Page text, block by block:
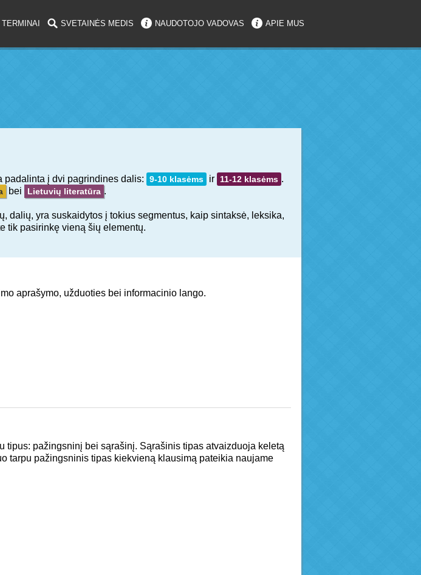
TERMINAI SVETAINĖS MEDIS NAUDOTOJO VADOVAS APIE MUS
padalinta į dvi pagrindines dalis: 9-10 klasėms ir 11-12 klasėms .
bei Lietuvių literatūra .
dalių, yra suskaidytos į tokius segmentus, kaip sintaksė, leksika,
tik pasirinkę vieną šių elementų.
aprašymo, užduoties bei informacinio lango.
tipus: pažingsninį bei sąrašinį. Sąrašinis tipas atvaizduoja keletą
tarpu pažingsninis tipas kiekvieną klausimą pateikia naujame